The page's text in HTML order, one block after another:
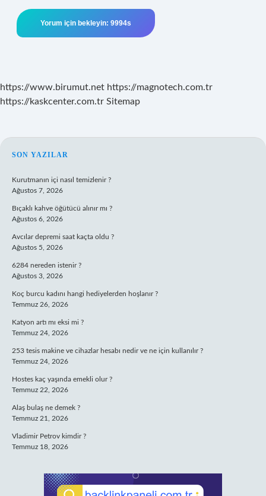
https://www.birumut.net https://magnotech.com.tr
https://kaskcenter.com.tr Sitemap
SIDEBAR
SON YAZILAR
Kurutmanın içi nasıl temizlenir ?
Ağustos 7, 2026
Bıçaklı kahve öğütücü alınır mı ?
Ağustos 6, 2026
Avcılar depremi saat kaçta oldu ?
Ağustos 5, 2026
6284 nereden istenir ?
Ağustos 3, 2026
Koç burcu kadını hangi hediyelerden hoşlanır ?
Temmuz 26, 2026
Katyon artı mı eksi mi ?
Temmuz 24, 2026
253 tesis makine ve cihazlar hesabı nedir ve ne için kullanılır ?
Temmuz 24, 2026
Hostes kaç yaşında emekli olur ?
Temmuz 22, 2026
Alaş bulaş ne demek ?
Temmuz 21, 2026
Vladimir Petrov kimdir ?
Temmuz 18, 2026